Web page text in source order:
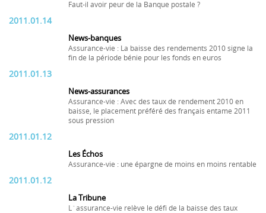
Faut-il avoir peur de la Banque postale ?
2011.01.14
News-banques
Assurance-vie : La baisse des rendements 2010 signe la
fin de la période bénie pour les fonds en euros
2011.01.13
News-assurances
Assurance-vie : Avec des taux de rendement 2010 en
baisse, le placement préféré des français entame 2011
sous pression
2011.01.12
Les Échos
Assurance-vie : une épargne de moins en moins rentable
2011.01.12
La Tribune
L´assurance-vie relève le défi de la baisse des taux